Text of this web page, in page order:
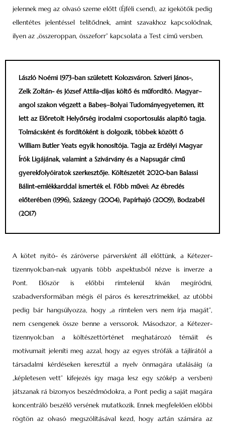
jelennek meg az olvasó szeme előtt (Éjféli csend), az igekötők pedig
ellentétes jelentéssel telítődnek, amint szavakhoz kapcsolódnak,
ilyen az „összeroppan, összeforr” kapcsolata a Test című versben.
László Noémi 1973-ban született Kolozsváron. Sziveri János-,
Zelk Zoltán- és József Attila-díjas költő és műfordító. Magyar–
angol szakon végzett a Babeș–Bolyai Tudományegyetemen, itt
lett az Előretolt Helyőrség irodalmi csoportosulás alapító tagja.
Tolmácsként és fordítóként is dolgozik, többek között ő
William Butler Yeats egyik honosítója. Tagja az Erdélyi Magyar
Írók Ligájának, valamint a Szivárvány és a Napsugár című
gyerekfolyóiratok szerkesztője. Költészetét 2020-ban Balassi
Bálint-emlékkarddal ismerték el. Főbb művei: Az ébredés
előterében (1996), Százegy (2004), Papírhajó (2009), Bodzabél
(2017)
A kötet nyitó- és záróverse párversként áll előttünk, a Kétezer-
tizennyolcban-nak ugyanis több aspektusból nézve is inverze a
Pont. Először is előbbi rímtelenül kíván megíródni,
szabadversformában mégis él páros és keresztrímekkel, az utóbbi
pedig bár hangsúlyozza, hogy „a rímtelen vers nem írja magát”,
nem csengenek össze benne a verssorok. Másodszor, a Kétezer-
tizennyolcban a költészettörténet meghatározó témáit és
motívumait jeleníti meg azzal, hogy az egyes strófák a tájlírától a
társadalmi kérdéseken keresztül a nyelv önmagára utalásáig (a
„képletesen vett” kifejezés így maga lesz egy szókép a versben)
játszanak rá bizonyos beszédmódokra, a Pont pedig a saját magára
koncentráló beszélő versének mutatkozik. Ennek megfelelően előbbi
rögtön az olvasó megszólításával kezd, hogy aztán számára az